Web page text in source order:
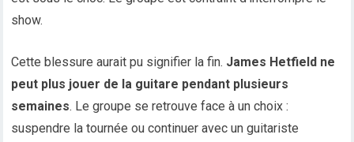
show.
Cette blessure aurait pu signifier la fin. James Hetfield ne
peut plus jouer de la guitare pendant plusieurs
semaines. Le groupe se retrouve face à un choix :
suspendre la tournée ou continuer avec un guitariste